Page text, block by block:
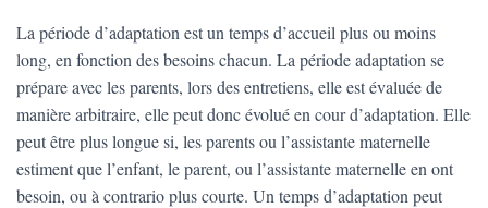
La période d’adaptation est un temps d’accueil plus ou moins
long, en fonction des besoins chacun. La période adaptation se
prépare avec les parents, lors des entretiens, elle est évaluée de
manière arbitraire, elle peut donc évolué en cour d’adaptation. Elle
peut être plus longue si, les parents ou l’assistante maternelle
estiment que l’enfant, le parent, ou l’assistante maternelle en ont
besoin, ou à contrario plus courte. Un temps d’adaptation peut